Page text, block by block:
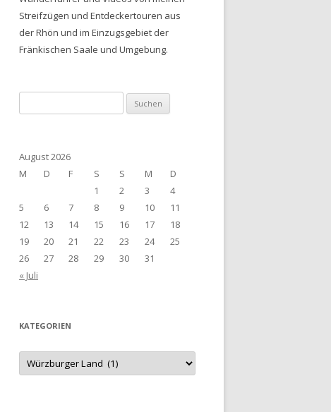
Streifzügen und Entdeckertouren aus
der Rhön und im Einzugsgebiet der
Fränkischen Saale und Umgebung.
nach:
August 2026
M
D F S S M
D
1
2 3
4
5
6 7 8 9 10
11
12
13 14 15 16 17
18
19
20 21 22 23 24
25
26
27 28 29 30
31
« Juli
KATEGORIEN
Kategorien